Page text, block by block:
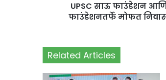
UPSC साऊ फाउंडेशन
फाउंडेशनतर्फे मोफत
Related Articles